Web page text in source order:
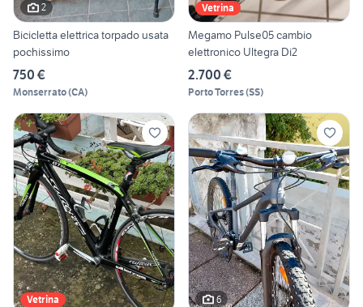
2
Bicicletta elettrica torpado usata
pochissimo
750 €
Monserrato(CA)
Vetrina
Megamo Pulse05 cambio
elettronico Ultegra Di2
2.700 €
Porto Torres(SS)
Vetrina 6